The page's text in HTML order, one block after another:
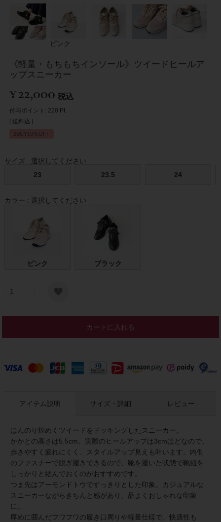
ピンク
《軽量・もちもちインソール》ツイードヒールア
ップスニーカー
¥22,000 税込
付与ポイント: 220 Pt.
送料込
2BUY10％OFF
サイズ
選択してください
23
23.5 24
カラー 選択してください
ピンク ブラック
カートに入れる
アイテム説明
ほんのり煌めくツイードをドッキングしたスニーカー。
かかとの高さは5.5cm、実際のヒールアップは3cmほどなので、
歩きやすく疲れにくく、スタイルアップ見えも叶います。内側
のファスナーで脱ぎ履きできるので、靴を履いた状態で靴紐を
しっかりと結んでおくのがおすすめです。
つま先はアーモンドトウですっきりとした印象。カジュアルな
スニーカーながらきちんと感があり、品よくおしゃれな印象
に。
厚めに囲んだフワフワの履き口周りや軽量仕様で、快適性も
サイズ・詳細 レビュー